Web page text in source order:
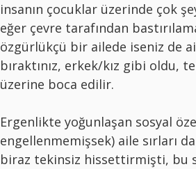
insanın çocuklar üzerinde çok
eğer çevre tarafından
özgürlükçü bir ailede iseniz de
bıraktınız, erkek/kız gibi oldu,
üzerine boca edilir.
Ergenlikte yoğunlaşan sosyal
engellenmemişsek) aile sırları
biraz tekinsiz hissettirmişti, bu